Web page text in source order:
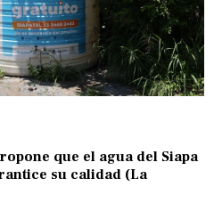
que el agua del Siapa
su calidad (La